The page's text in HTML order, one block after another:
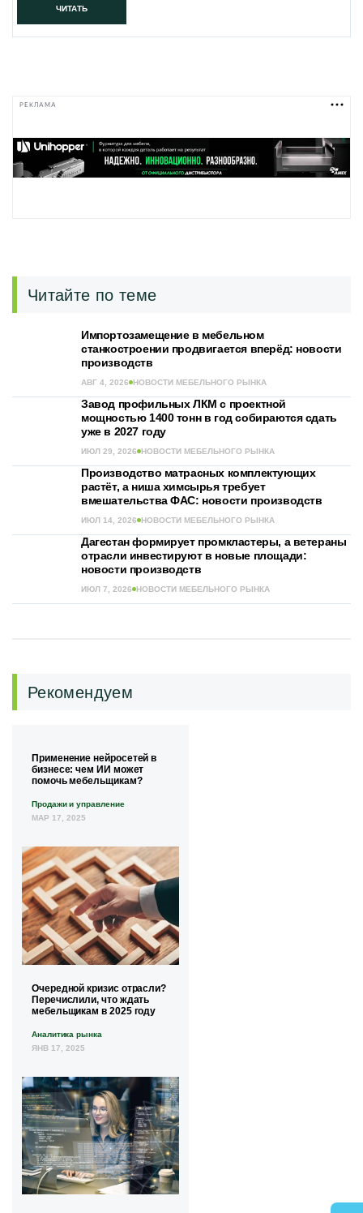
ЧИТАТЬ
РЕКЛАМА
Читайте по теме
Импортозамещение в мебельном
станкостроении продвигается вперёд: новости
производств
АВГ 4, 2026 НОВОСТИ МЕБЕЛЬНОГО РЫНКА
Завод профильных ЛКМ с проектной
мощностью 1400 тонн в год собираются сдать
уже в 2027 году
ИЮЛ 29, 2026 НОВОСТИ МЕБЕЛЬНОГО РЫНКА
Производство матрасных комплектующих
растёт, а ниша химсырья требует
вмешательства ФАС: новости производств
ИЮЛ 14, 2026 НОВОСТИ МЕБЕЛЬНОГО РЫНКА
Дагестан формирует промкластеры, а ветераны
отрасли инвестируют в новые площади:
новости производств
ИЮЛ 7, 2026 НОВОСТИ МЕБЕЛЬНОГО РЫНКА
Рекомендуем
Применение нейросетей в
бизнесе: чем ИИ может
помочь мебельщикам?
Продажи и управление
МАР 17, 2025
Очередной кризис отрасли?
Перечислили, что ждать
мебельщикам в 2025 году
Аналитика рынка
ЯНВ 17, 2025